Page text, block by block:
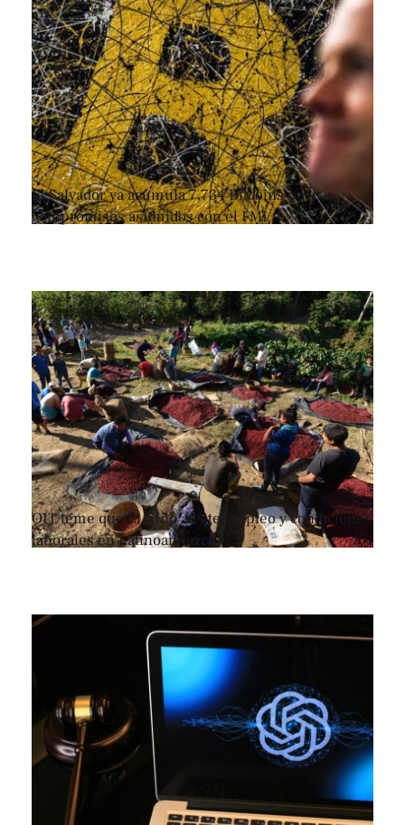
El Salvador ya acumula 7,734 Bitcoins pese a
compromisos asumidos con el FMI
OIT teme que El Niño afecte empleo y condiciones
laborales en Latinoamérica